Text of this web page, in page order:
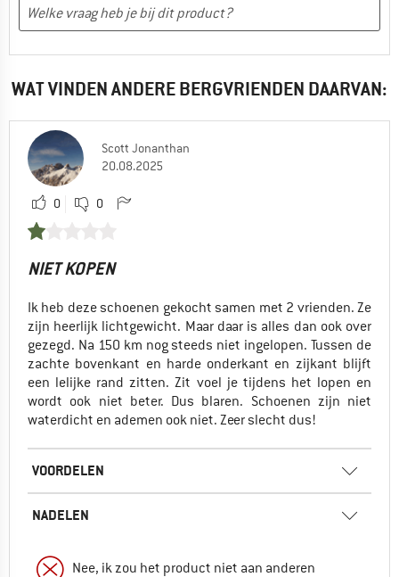
WAT VINDEN ANDERE BERGVRIENDEN DAARVAN:
Scott Jonanthan
20.08.2025
0 0
NIET KOPEN
Ik heb deze schoenen gekocht samen met 2 vrienden. Ze
zijn heerlijk lichtgewicht. Maar daar is alles dan ook over
gezegd. Na 150 km nog steeds niet ingelopen. Tussen de
zachte bovenkant en harde onderkant en zijkant blijft
een lelijke rand zitten. Zit voel je tijdens het lopen en
wordt ook niet beter. Dus blaren. Schoenen zijn niet
waterdicht en ademen ook niet. Zeer slecht dus!
VOORDELEN
NADELEN
Nee, ik zou het product niet aan anderen